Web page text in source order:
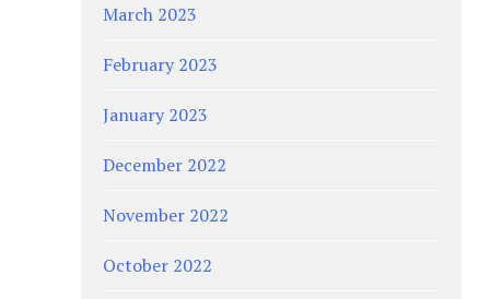
March 2023
February 2023
January 2023
December 2022
November 2022
October 2022